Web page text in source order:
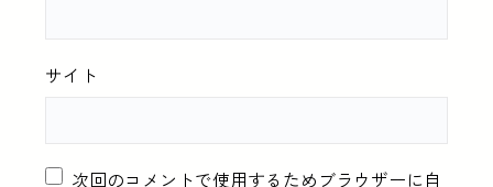
サイト
次回のコメントで使用するためブラウザーに自